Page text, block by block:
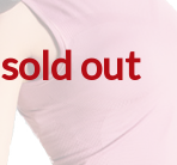
sold out